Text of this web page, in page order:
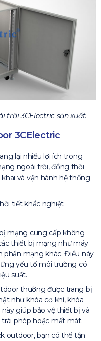
trời 3CElectric sản xuất.
3CElectric
lại nhiều lợi ích trong
ngoài trời, đồng thời
và vận hành hệ thống
tiết khắc nghiệt
mạng cung cấp không
thiết bị mạng như máy
phần mạng khác. Điều này
yếu tố môi trường có
suất.
thường được trang bị
như khóa cơ khí, khóa
giúp bảo vệ thiết bị và
phép hoặc mất mát.
outdoor, bạn có thể tận